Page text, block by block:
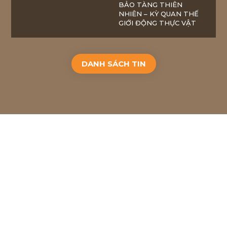
BẢO TÀNG THIÊN
NHIÊN – KỲ QUAN THẾ
GIỚI ĐỘNG THỰC VẬT
DANH SÁCH TIN